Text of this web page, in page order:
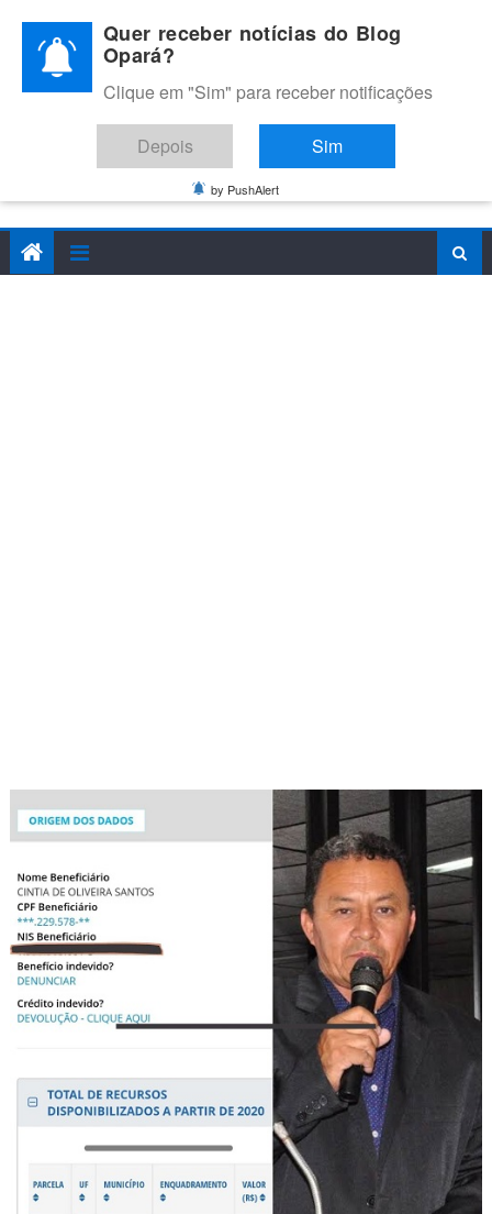
content
BLOG OPARÁ
Melhores notícias de Juazeiro, Petrolina e do Vale do São
Francisco
Quer receber notícias do Blog
Opará?
Clique em "Sim" para receber notificações
Depois Sim
by PushAlert